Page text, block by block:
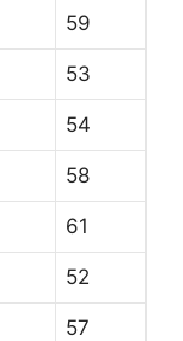
59
53
54
58
61
52
57